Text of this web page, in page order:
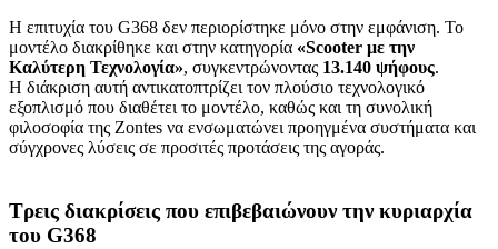
Η επιτυχία του G368 δεν περιορίστηκε μόνο στην εμφάνιση. Το
μοντέλο διακρίθηκε και στην κατηγορία «Scooter με την
Καλύτερη Τεχνολογία», συγκεντρώνοντας 13.140 ψήφους.
Η διάκριση αυτή αντικατοπτρίζει τον πλούσιο τεχνολογικό
εξοπλισμό που διαθέτει το μοντέλο, καθώς και τη συνολική
φιλοσοφία της Zontes να ενσωματώνει προηγμένα συστήματα και
σύγχρονες λύσεις σε προσιτές προτάσεις της αγοράς.
Τρεις διακρίσεις που επιβεβαιώνουν την κυριαρχία
του G368